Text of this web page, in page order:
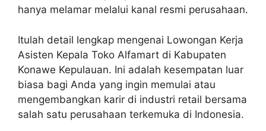
hanya melamar melalui kanal resmi perusahaan.
Itulah detail lengkap mengenai Lowongan Kerja
Asisten Kepala Toko Alfamart di Kabupaten
Konawe Kepulauan. Ini adalah kesempatan luar
biasa bagi Anda yang ingin memulai atau
mengembangkan karir di industri retail bersama
salah satu perusahaan terkemuka di Indonesia.